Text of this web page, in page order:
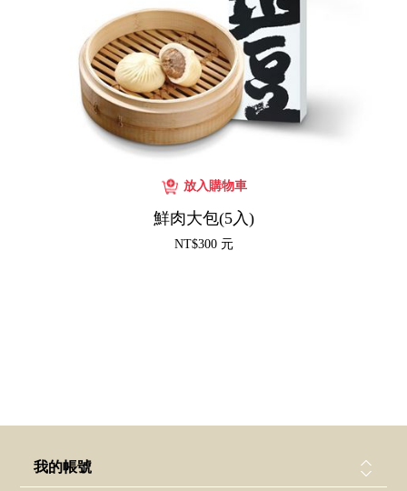
鮮肉大包(5入)
NT$300 元
我的帳號